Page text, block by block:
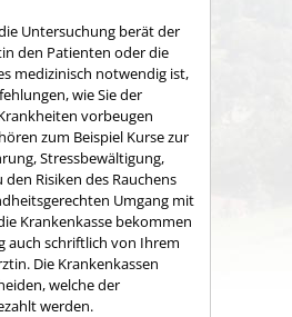
Untersuchung berät der
den Patienten oder die
medizinisch notwendig ist,
wie Sie der
vorbeugen
zum Beispiel Kurse zur
Stressbewältigung,
Risiken des Rauchens
Umgang mit
Krankenkasse bekommen
auch schriftlich von Ihrem
Die Krankenkassen
welche der
werden.